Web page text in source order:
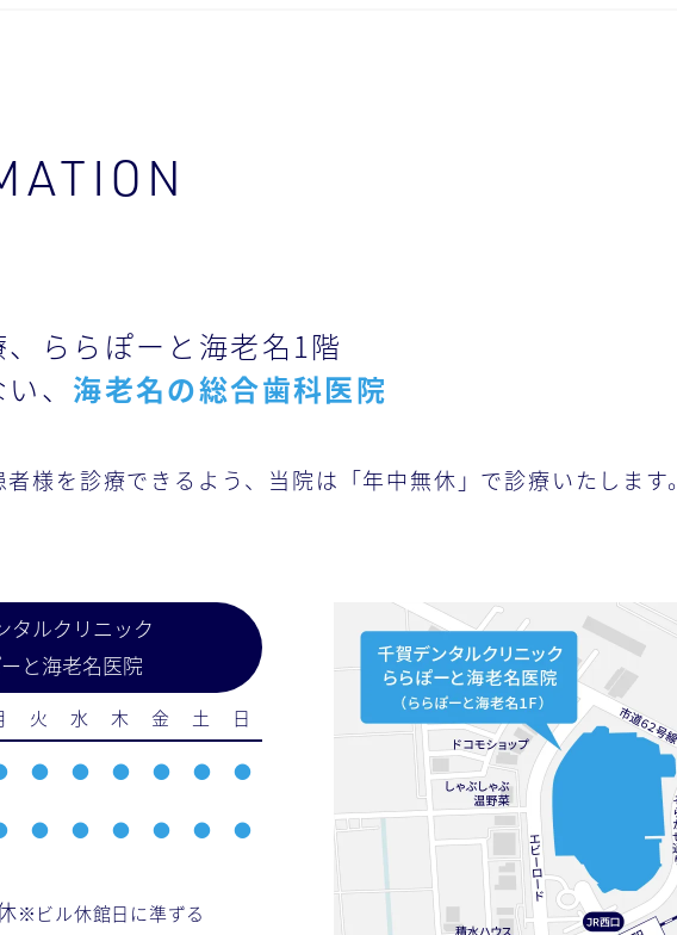
ららぽーと海老名1階
、 海老名の総合歯科医院
様を診療できるよう、当院は「年中無休」で診療いたします。
タルクリニック
と海老名医院
火 水 木 金 土 日
● ● ● ● ● ●
● ● ● ● ● ●
※ビル休館日に準ずる